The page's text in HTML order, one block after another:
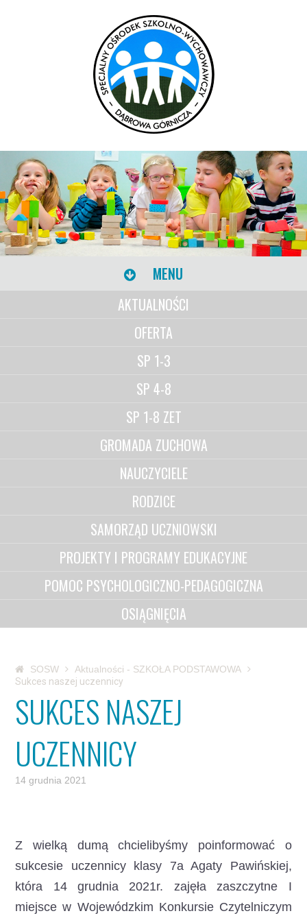
MENU
AKTUALNOŚCI
OFERTA
SP 1-3
SP 4-8
SP 1-8 ZET
GROMADA ZUCHOWA
NAUCZYCIELE
RODZICE
SAMORZĄD UCZNIOWSKI
PROJEKTY I PROGRAMY EDUKACYJNE
POMOC PSYCHOLOGICZNO-PEDAGOGICZNA
OSIĄGNIĘCIA
SOSW
Aktualności - SZKOŁA PODSTAWOWA
Sukces naszej uczennicy
SUKCES NASZEJ
UCZENNICY
14 grudnia 2021
Z wielką dumą chcielibyśmy poinformować o
sukcesie uczennicy klasy 7aAgaty Pawińskiej,
która 14 grudnia 2021r. zajęła zaszczytne I
miejsce w Wojewódzkim Konkursie Czytelniczym